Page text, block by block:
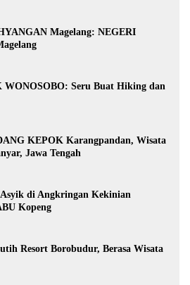
Magelang: NEGERI
Seru Buat Hiking dan
KEPOK Karangpandan, Wisata
Jawa Tengah
di Angkringan Kekinian
Kopeng
Resort Borobudur, Berasa Wisata